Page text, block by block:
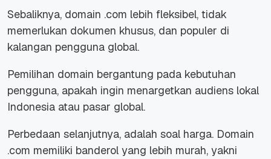
Sebaliknya, domain .com lebih fleksibel, tidak
memerlukan dokumen khusus, dan populer di
kalangan pengguna global.
Pemilihan domain bergantung pada kebutuhan
pengguna, apakah ingin menargetkan audiens lokal
Indonesia atau pasar global.
Perbedaan selanjutnya, adalah soal harga. Domain
.com memiliki banderol yang lebih murah, yakni